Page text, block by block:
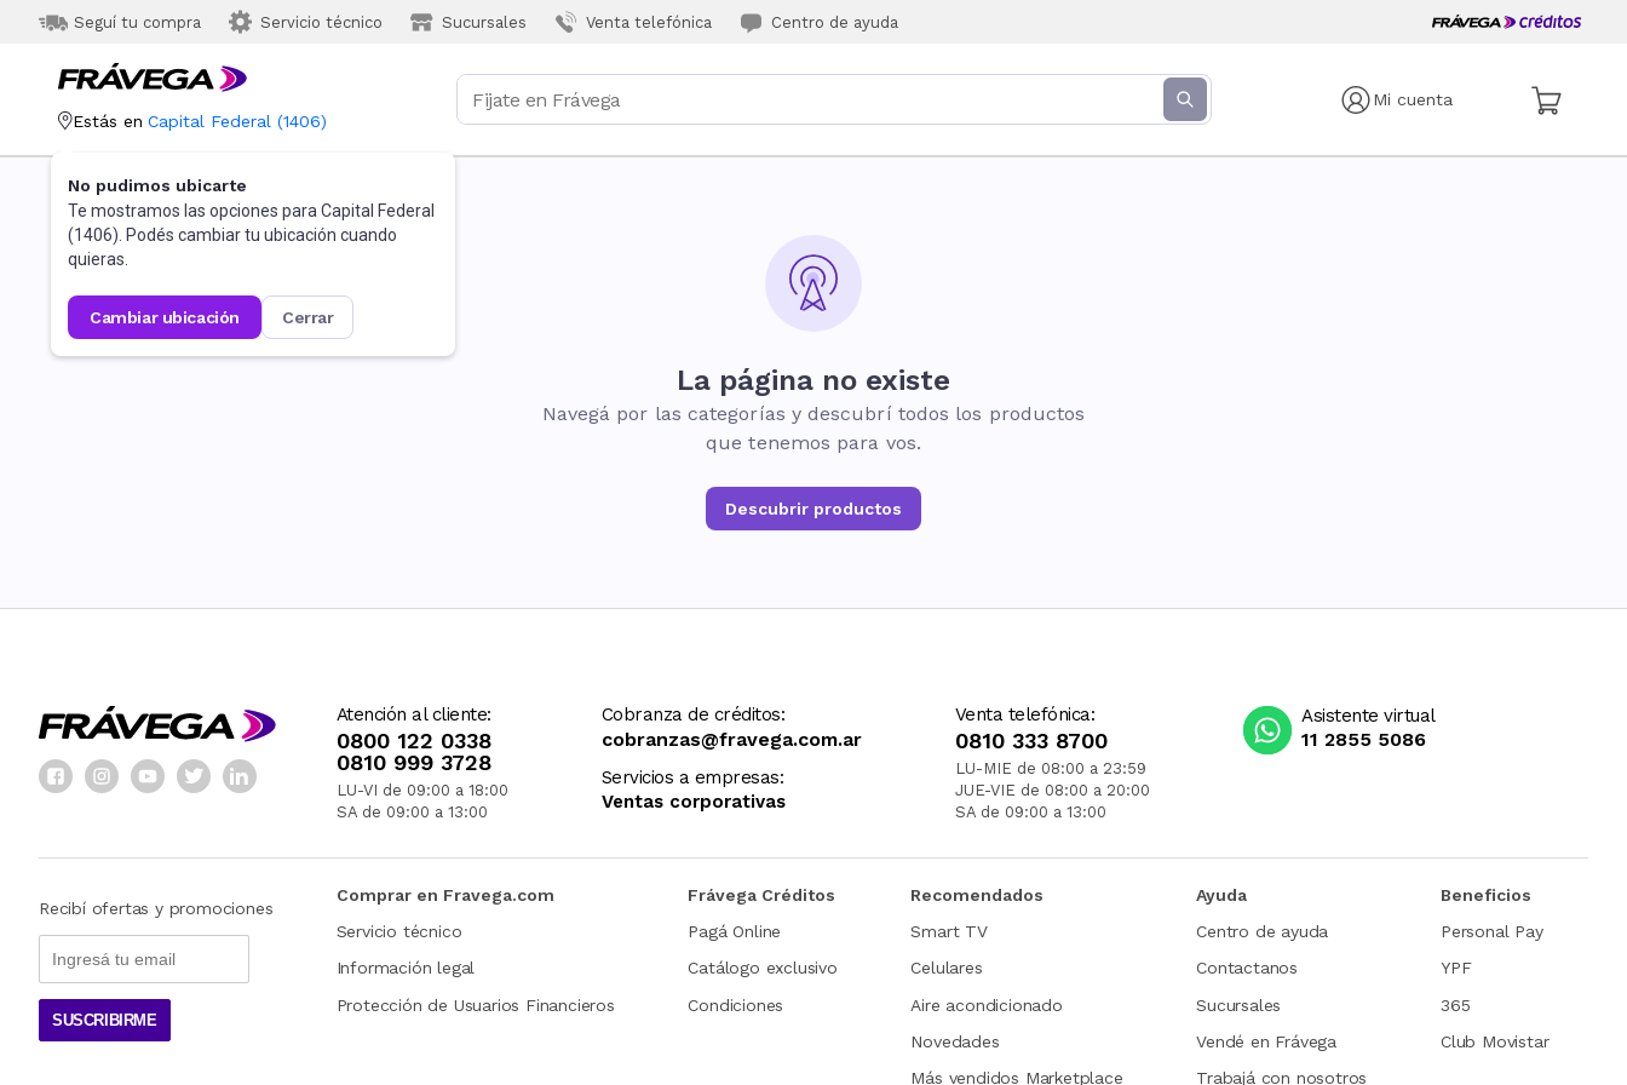
Seguí tu compra Servicio técnico Sucursales Venta telefónica Centro de ayuda
Mi cuenta
Estás en Capital Federal (1406)
No pudimos ubicarte
Te mostramos las opciones para Capital Federal
(1406). Podés cambiar tu ubicación cuando
quieras.
cambiar ubicación cerrar
La página no existe
Navegá por las categorías y descubrí todos los productos
que tenemos para vos.
Descubrir productos
Atención al cliente:
0800 122 0338
0810 999 3728
LU-VI de 09:00 a 18:00
SA de 09:00 a 13:00
Cobranza de créditos:
cobranzas@fravega.com.ar
Servicios a empresas:
Ventas corporativas
Venta telefónica:
0810 333 8700
LU-MIE de 08:00 a 23:59
JUE-VIE de 08:00 a 20:00
SA de 09:00 a 13:00
Asistente virtual
11 2855 5086
Recibí ofertas y promociones
SUSCRIBIRME
Comprar en Fravega.com
Servicio técnico
Información legal
Protección de Usuarios Financieros
Frávega Créditos
Pagá Online
Catálogo exclusivo
Condiciones
Recomendados
Smart TV
Celulares
Aire acondicionado
Novedades
Más vendidos Marketplace
Ayuda
Centro de ayuda
Contactanos
Sucursales
Vendé en Frávega
Trabajá con nosotros
Beneficios
Personal Pay
YPF
365
Club Movistar